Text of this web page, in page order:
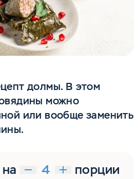
долмы. В этом
можно
или вообще заменить
порции